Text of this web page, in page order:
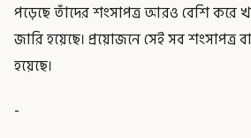
পড়েছে তাঁদের শংসাপত্র আরও বেশি করে
জারি হয়েছে। প্রয়োজনে সেই সব শংসাপত্র
হয়েছে।
-